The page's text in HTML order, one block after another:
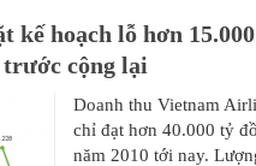
hoạch lỗ hơn
trước cộng lại
Doanh thu Vietnam
chỉ đạt hơn 40.000 tỷ
năm 2010 tới nay.